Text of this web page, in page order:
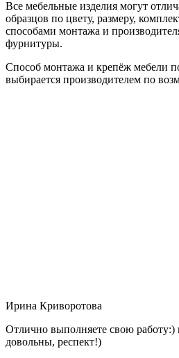
Все мебельные изделия могут
образцов по цвету, размеру,
способами монтажа и
фурнитуры.
Способ монтажа и крепёж мебели
выбирается производителем по
Ирина Криворотова
Отлично выполняете свою работу:)
довольны, респект!)